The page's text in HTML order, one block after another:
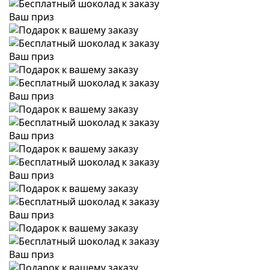
Ваш приз
Ваш приз
Ваш приз
Ваш приз
Ваш приз
Ваш приз
Ваш приз